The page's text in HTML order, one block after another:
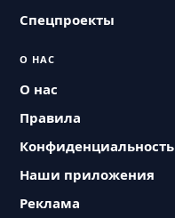
Спецпроекты
О НАС
О нас
Правила
Конфиденциальность
Наши приложения
Реклама